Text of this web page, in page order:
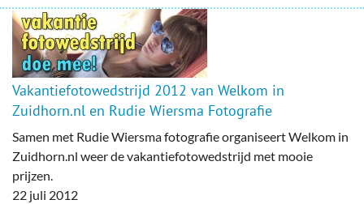
Vakantiefotowedstrijd 2012 van Welkom in
Zuidhorn.nl en Rudie Wiersma Fotografie
Samen met Rudie Wiersma fotografie organiseert Welkom in
Zuidhorn.nl weer de vakantiefotowedstrijd met mooie
prijzen.
22 juli 2012